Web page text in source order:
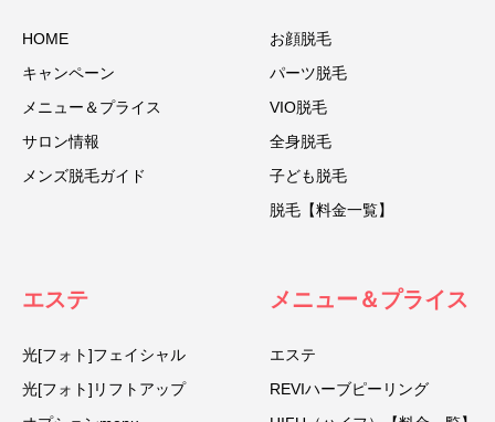
HOME
キャンペーン
メニュー＆プライス
サロン情報
メンズ脱毛ガイド
お顔脱毛
パーツ脱毛
VIO脱毛
全身脱毛
子ども脱毛
脱毛【料金一覧】
エステ
光[フォト]フェイシャル
光[フォト]リフトアップ
メニュー＆プライス
エステ
REVIハーブピーリング